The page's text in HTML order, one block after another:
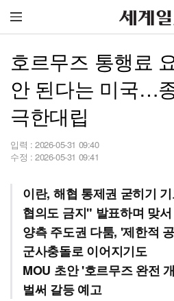
호르무즈 통행료
안 된다는 미국…
극한대립
입력 : 2026-05-31 09:40
수정 : 2026-05-31 09:41
이란, 해협 통제권 굳히기
협의도 금지" 발표하며 맞서
양측 주도권 다툼, '제한적
군사충돌로 이어지기도
MOU 초안 '호르무즈 완전
벌써 갈등 예고